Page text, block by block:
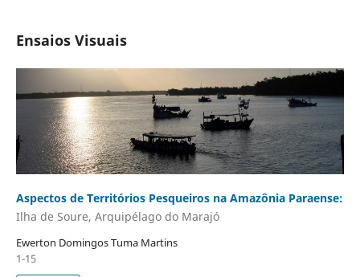
Ensaios Visuais
Aspectos de Territórios Pesqueiros na Amazônia Paraense:
Ilha de Soure, Arquipélago do Marajó
Ewerton Domingos Tuma Martins
1-15